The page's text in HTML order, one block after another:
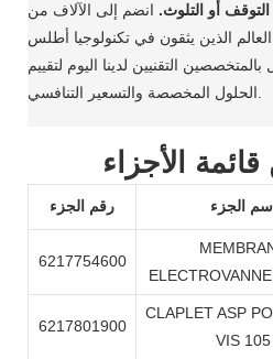
أو التلوث. انضم إلى الآلاف من
الذين يثقون في تكنولوجيا أطلس
التقنيين لدينا اليوم لتقييم
الحلول المخصصة والتسعير التنافسي.
الأجزاء
رقم الجزء اسم الجزء
6217754600
6217801900
CLAPLET ASP
VIS 105